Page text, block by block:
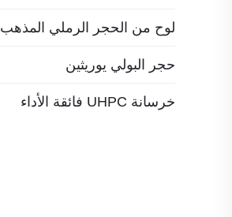
لوح من الحجر الرملي المذهب
حجر البولي يوريثين
خرسانة UHPC فائقة الأداء